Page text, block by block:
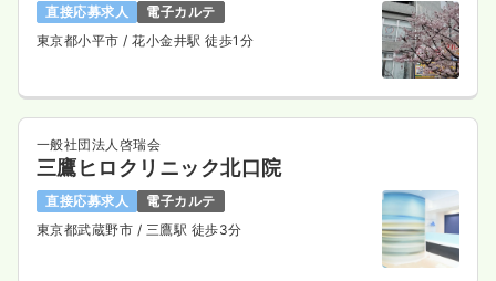
直接応募求人
電子カルテ
東京都小平市/ 花小金井駅 徒歩1分
一般社団法人啓瑞会
三鷹ヒロクリニック北口院
直接応募求人
電子カルテ
東京都武蔵野市 / 三鷹駅 徒歩3分